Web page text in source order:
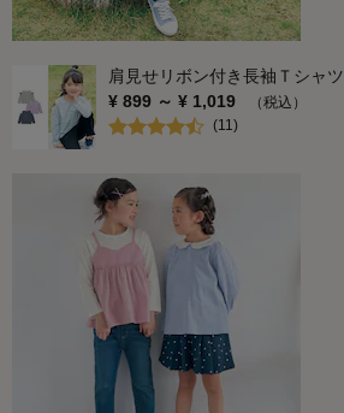
肩見せリボン付き長袖Ｔシャツ
¥ 899 ～ ¥ 1,019
（税込）
(11)